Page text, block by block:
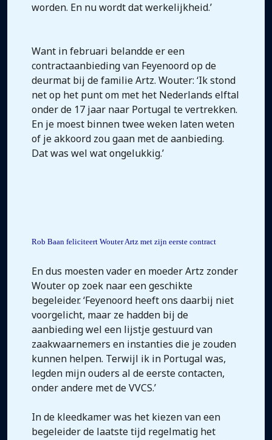
worden. En nu wordt dat werkelijkheid.’
Want in februari belandde er een
contractaanbieding van Feyenoord op de
deurmat bij de familie Artz. Wouter: ‘Ik stond
net op het punt om met het Nederlands elftal
onder de 17 jaar naar Portugal te vertrekken.
En je moest binnen twee weken laten weten
of je akkoord zou gaan met de aanbieding.
Dat was wel wat ongelukkig.’
Rob Baan feliciteert Wouter Artz met zijn eerste contract
En dus moesten vader en moeder Artz zonder
Wouter op zoek naar een geschikte
begeleider. ‘Feyenoord heeft ons daarbij niet
voorgelicht, maar ze hadden bij de
aanbieding wel een lijstje gestuurd van
zaakwaarnemers en instanties die je zouden
kunnen helpen. Terwijl ik in Portugal was,
legden mijn ouders al de eerste contacten,
onder andere met de VVCS.’
In de kleedkamer was het kiezen van een
begeleider de laatste tijd regelmatig het